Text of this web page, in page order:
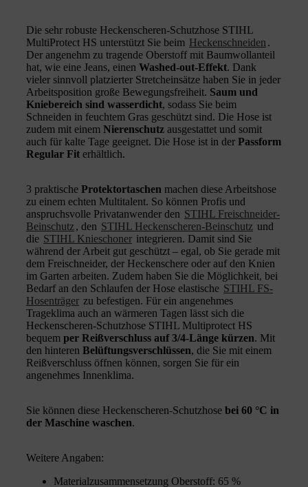
Die sehr robuste Heckenscheren-Schutzhose STIHL
MultiProtect HS unterstützt Sie beim Heckenschneiden .
Der angenehm zu tragende Oberstoff mit Baumwollanteil
hat, wie eine Jeans, einen Washed-out-Effekt. Dank
vieler sinnvoll platzierter Stretcheinsätze haben Sie in jeder
Arbeitsposition große Bewegungsfreiheit. Saum und
Kniebereich sind wasserdicht, sodass Sie beim
Schneiden in feuchtem Gras geschützt sind. Die Hose ist
zudem mit einem Nierenschutz ausgestattet und somit
auch für kalte Tage geeignet. Die Hose ist in der Passform
Regular Fit erhältlich.
3 praktische Protektortaschen machen diese Arbeitshose
zu einem echten Multitalent. So können Profis und
anspruchsvolle Privatanwender den STIHL Freischneider-
Beinschutz, den STIHL Heckenscheren-Beinschutz und
die STIHL Knieschoner integrieren. Damit sind Sie
während der Arbeit gut geschützt – egal, ob Sie gerade mit
dem Freischneider, der Heckenschere oder auf den Knien
im Garten arbeiten. Zudem haben Sie die Möglichkeit, bei
Bedarf an den Schlaufen der Hose elastische STIHL FS-
Hosenträger zu befestigen. Für ein angenehmes
Trageklima auch an wärmeren Tagen lässt sich die
Heckenscheren-Schutzhose STIHL Multiprotect HS
bequem per Reißverschluss auf 3/4-Länge kürzen. Mit
den hinteren Belüftungsverschlüssen, die Sie mit einem
Reißverschluss öffnen können, sorgen Sie für ein
angenehmes Innenklima.
Sie können diese Heckenscheren-Schutzhose bei 60 °C in
der Maschine waschen.
Weitere Angaben:
Materialzusammensetzung Oberstoff: 65 %